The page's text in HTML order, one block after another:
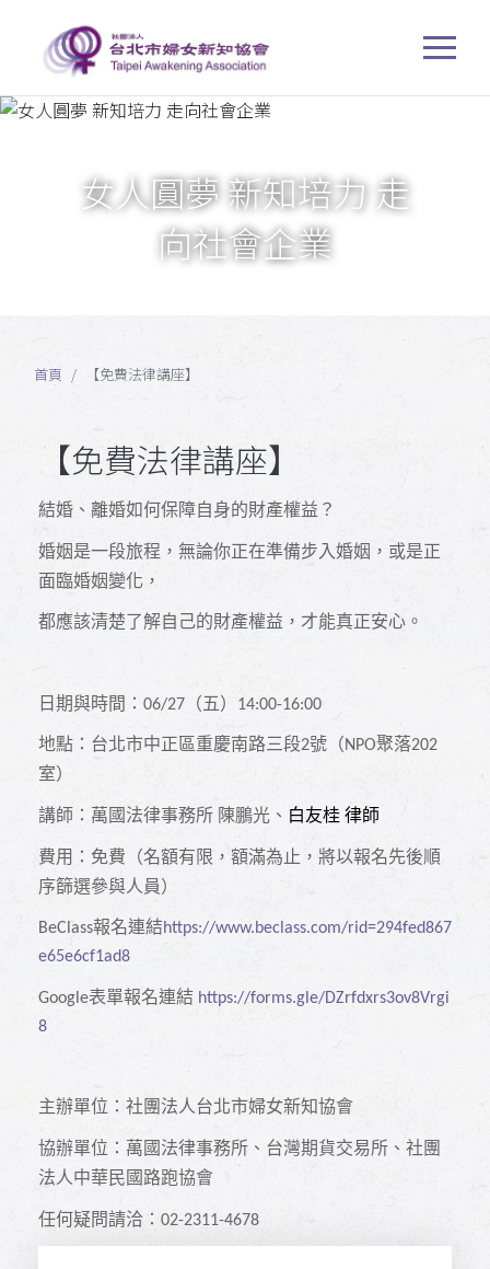
女人圓夢 新知培力 走
向社會企業
首頁 【免費法律講座】
【免費法律講座】
結婚、離婚如何保障自身的財產權益？
婚姻是一段旅程，無論你正在準備步入婚姻，或是正
面臨婚姻變化，
都應該清楚了解自己的財產權益，才能真正安心。
日期與時間： 06/27 （五） 14:00-16:00
地點：台北市中正區重慶南路三段2號（NPO聚落202
室）
講師：萬國法律事務所 陳鵬光、 白友桂 律師
費用：免費（名額有限，額滿為止，將以報名先後順
序篩選參與人員）
BeClass報名連結https://www.beclass.com/rid=294fed867
e65e6cf1ad8
Google表單報名連結 https://forms.gle/DZrfdxrs3ov8Vrgi
8
主辦單位：社團法人台北市婦女新知協會
協辦單位：萬國法律事務所、台灣期貨交易所、社團
法人中華民國路跑協會
任何疑問請洽： 02-2311-4678